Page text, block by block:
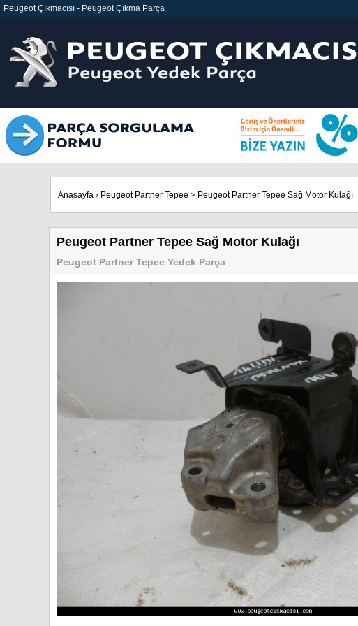
Peugeot Çıkmacısı - Peugeot Çıkma Parça
Anasayfa › Peugeot Partner Tepee > Peugeot Partner Tepee Sağ Motor Kulağı
Peugeot Partner Tepee Sağ Motor Kulağı
Peugeot Partner Tepee Yedek Parça